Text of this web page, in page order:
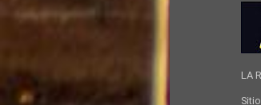
LA